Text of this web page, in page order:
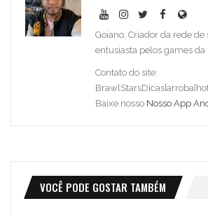
Goiano, Criador da rede de
entusiasta pelos games
Contato do site:
Baixe nosso Nosso App
VOCÊ PODE GOSTAR TAMBÉM